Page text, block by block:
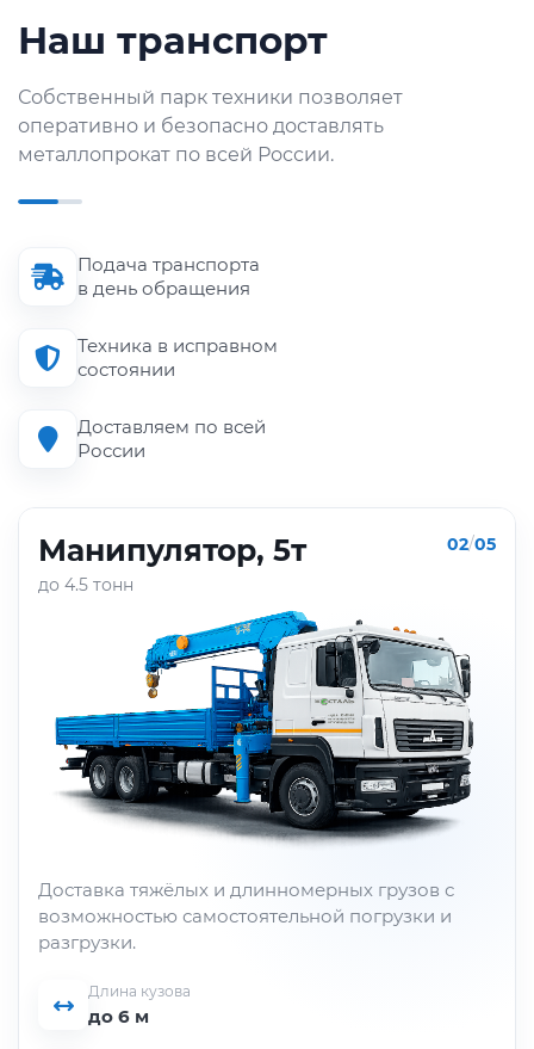
Наш транспорт
Собственный парк техники позволяет
оперативно и безопасно доставлять
металлопрокат по всей России.
Подача транспорта
в день обращения
Техника в исправном
состоянии
Доставляем по всей
России
Манипулятор, 5т
до 4.5 тонн
02/05
Доставка тяжёлых и длинномерных грузов с
возможностью самостоятельной погрузки и
разгрузки.
Длина кузова
до 6 м